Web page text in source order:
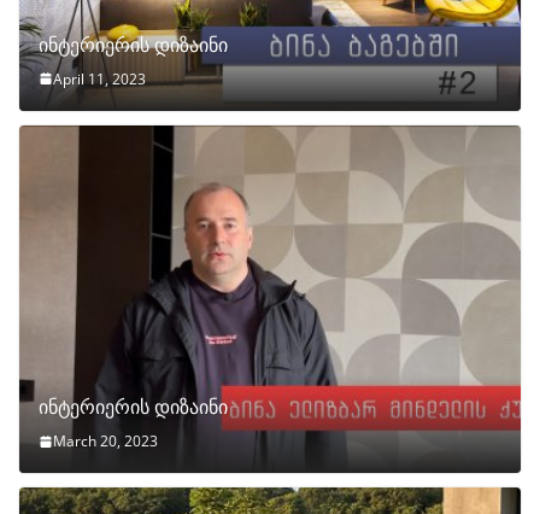
ინტერიერის დიზაინი
April 11, 2023
ინტერიერის დიზაინი
March 20, 2023